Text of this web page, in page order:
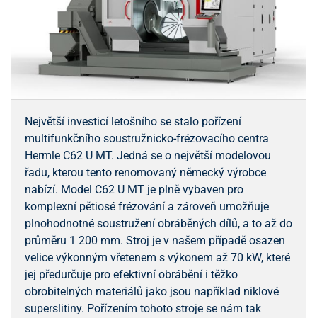
Největší investicí letošního se stalo pořízení
multifunkčního soustružnicko-frézovacího centra
Hermle C62 U MT. Jedná se o největší modelovou
řadu, kterou tento renomovaný německý výrobce
nabízí. Model C62 U MT je plně vybaven pro
komplexní pětiosé frézování a zároveň umožňuje
plnohodnotné soustružení obráběných dílů, a to až do
průměru 1 200 mm. Stroj je v našem případě osazen
velice výkonným vřetenem s výkonem až 70 kW, které
jej předurčuje pro efektivní obrábění i těžko
obrobitelných materiálů jako jsou například niklové
superslitiny. Pořízením tohoto stroje se nám tak